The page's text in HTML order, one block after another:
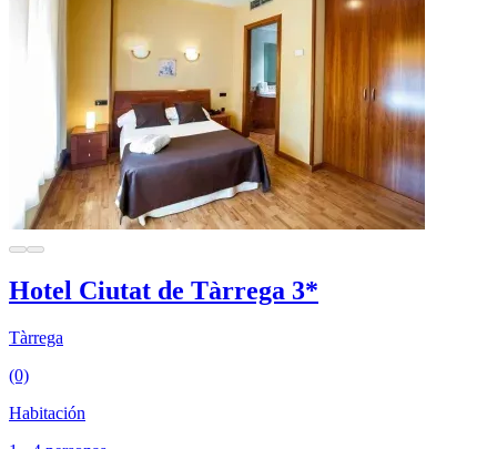
Hotel Ciutat de Tàrrega 3*
Tàrrega
(0)
Habitación